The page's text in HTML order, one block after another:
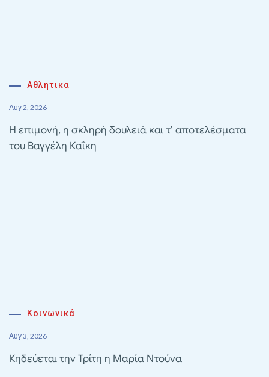
Αθλητικα
Αυγ 2, 2026
Η επιμονή, η σκληρή δουλειά και τ’ αποτελέσματα
του Βαγγέλη Καΐκη
Κοινωνικά
Αυγ 3, 2026
Κηδεύεται την Τρίτη η Μαρία Ντούνα